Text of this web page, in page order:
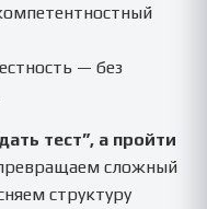
— без
тест”, а пройти
сложный
структуру